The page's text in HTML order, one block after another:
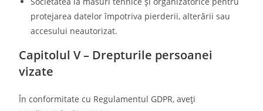
protejarea datelor împotriva pierderii, alterării sau
accesului neautorizat.
Capitolul V – Drepturile persoanei
vizate
În conformitate cu Regulamentul GDPR, aveți